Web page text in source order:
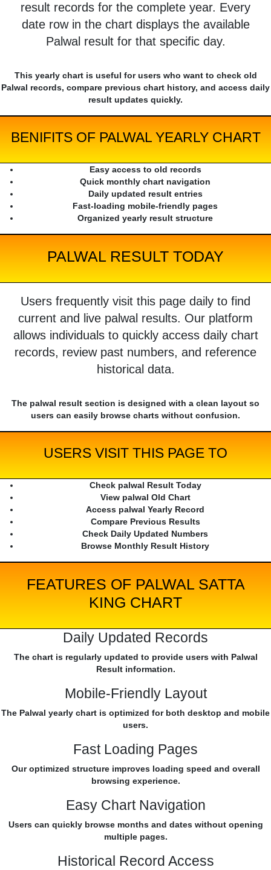
result records for the complete year. Every
date row in the chart displays the available
Palwal result for that specific day.
This yearly chart is useful for users who want to check old
Palwal records, compare previous chart history, and access daily
result updates quickly.
BENIFITS OF PALWAL YEARLY CHART
Easy access to old records
Quick monthly chart navigation
Daily updated result entries
Fast-loading mobile-friendly pages
Organized yearly result structure
PALWAL RESULT TODAY
Users frequently visit this page daily to find
current and live palwal results. Our platform
allows individuals to quickly access daily chart
records, review past numbers, and reference
historical data.
The palwal result section is designed with a clean layout so
users can easily browse charts without confusion.
USERS VISIT THIS PAGE TO
Check palwal Result Today
View palwal Old Chart
Access palwal Yearly Record
Compare Previous Results
Check Daily Updated Numbers
Browse Monthly Result History
FEATURES OF PALWAL SATTA
KING CHART
Daily Updated Records
The chart is regularly updated to provide users with Palwal
Result information.
Mobile-Friendly Layout
The Palwal yearly chart is optimized for both desktop and mobile
users.
Fast Loading Pages
Our optimized structure improves loading speed and overall
browsing experience.
Easy Chart Navigation
Users can quickly browse months and dates without opening
multiple pages.
Historical Record Access